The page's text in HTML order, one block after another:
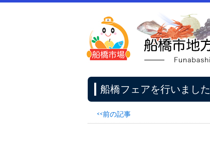
船橋フェアを行いました
<<前の記事